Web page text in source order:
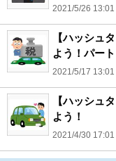
2021/5/26 13:01
【ハッシュ
よう！パート
2021/5/17 13:01
【ハッシュ
よう！
2021/4/30 17:01